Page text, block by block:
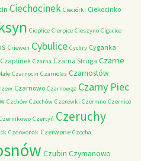
Ciechocinek Cieciórki Ciekocinko
Cieplice Cierpice Cieszyno Cigacice
Criewen Cybulice Cychry Cyganka
Czaplinek Czarna Czarna Struga Czarne
Czarnocin Czarnolas Czarnostów
Czarnowo Czarnowąż Czarny Piec
Czchów Czechów Czerewki Czermno Czernice
Czertyń Czeruchy
Czerwonak Czerwone Czocha
Czubin Czymanowo